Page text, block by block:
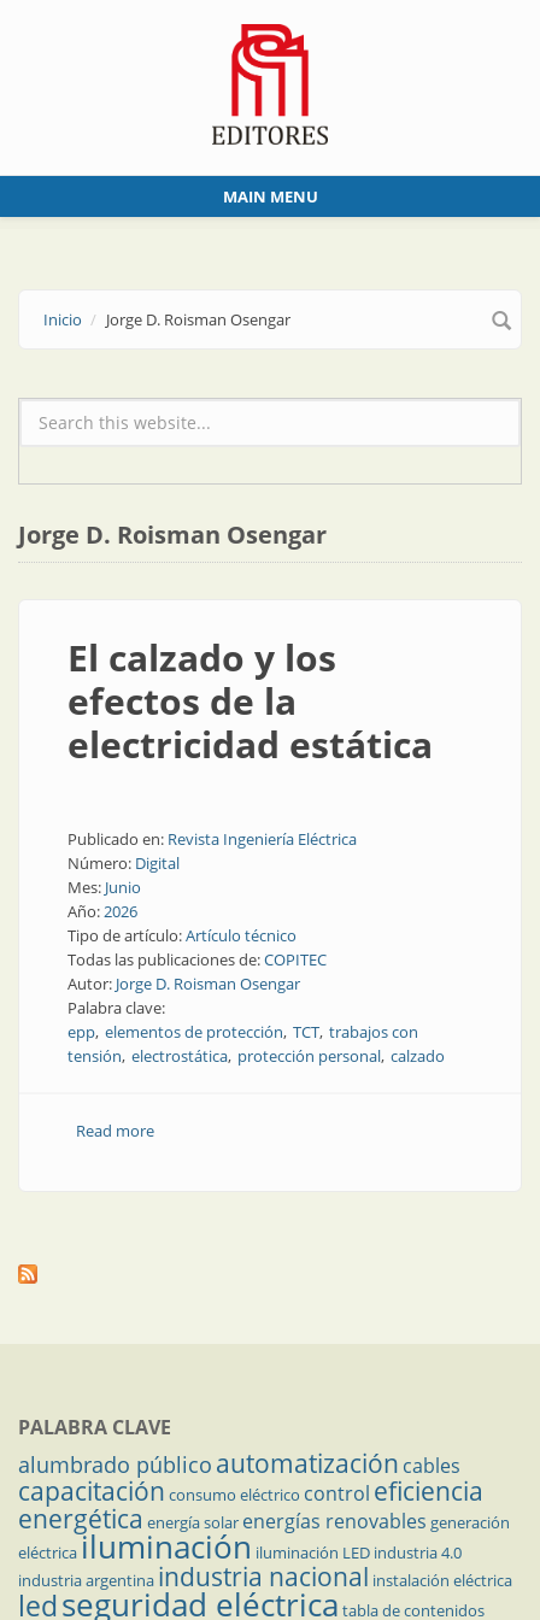
MAIN MENU
Inicio Jorge D. Roisman Osengar
Formulario de búsqueda
Jorge D. Roisman Osengar
El calzado y los
efectos de la
electricidad estática
Publicado en: Revista Ingeniería Eléctrica
Número: Digital
Mes: Junio
Año:2026
Tipo de artículo:Artículo técnico
Todas las publicaciones de:COPITEC
Autor: Jorge D. Roisman Osengar
Palabra clave:
epp elementos de protección TCT trabajos con
tensión electrostática protección personal calzado
Read moreabout El calzado y los efectos de la electricidad
PALABRA CLAVE
alumbrado público automatización cables
capacitación consumo eléctrico control eficiencia
energética energía solar energías renovables generación
eléctricailuminación iluminación LED industria 4.0
industria argentina industria nacional instalación eléctrica
ledseguridad eléctrica tabla de contenidos